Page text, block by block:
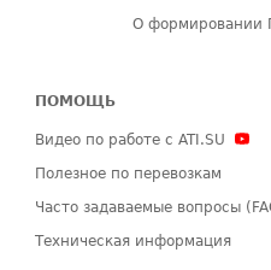
О формировании
ПОМОЩЬ
Видео по работе с ATI.SU
Полезное по перевозкам
Часто задаваемые вопросы
Техническая информация